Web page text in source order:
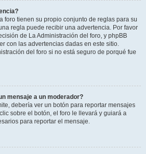
foro tienen su propio conjunto de reglas para su
regla puede recibir una advertencia. Por favor
de La Administración del foro, y phpBB
con las advertencias dadas en este sitio.
del foro si no está seguro de porqué fue
mensaje a un moderador?
debería ver un botón para reportar mensajes
sobre el botón, el foro le llevará y guiará a
para reportar el mensaje.